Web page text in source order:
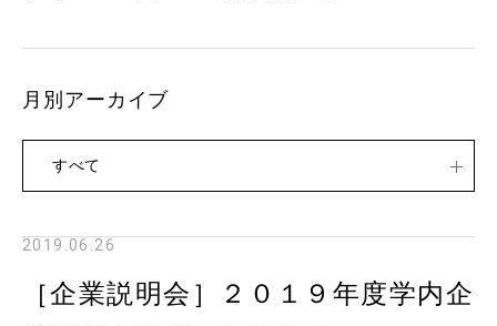
2019.06.26
［企業説明会］２０１９年度学内企
月別アーカイブ
すべて